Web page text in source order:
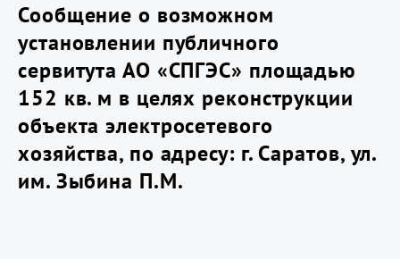
Сообщение о возможном
установлении публичного
сервитута АО «СПГЭС» площадью
152 кв. м в целях реконструкции
объекта электросетевого
хозяйства, по адресу: г. Саратов, ул.
им. Зыбина П.М.